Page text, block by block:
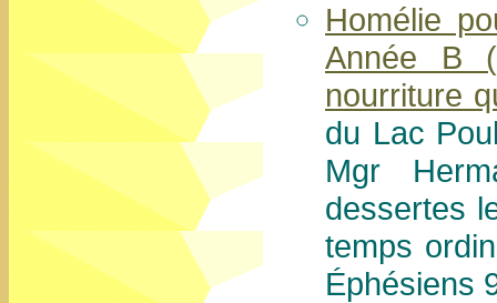
Homélie
Année B
nourriture
du Lac
Mgr
dessertes
temps
Éphésiens